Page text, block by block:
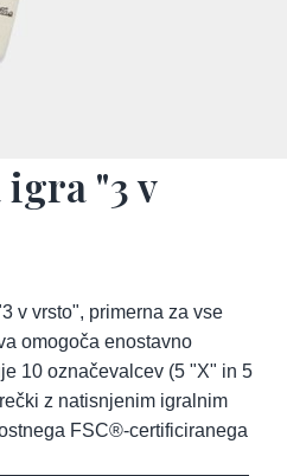
"3 v
v vrsto", primerna za vse
omogoča enostavno
10 označevalcev (5 "X" in 5
z natisnjenim igralnim
FSC®-certificiranega